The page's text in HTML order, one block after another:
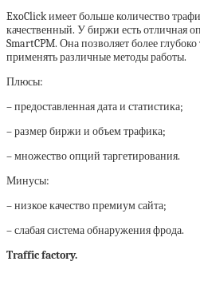
ExoClick имеет больше количество
качественный. У биржи есть отличная
SmartCPM. Она позволяет более
применять различные методы работы.
Плюсы:
– предоставленная дата и статистика;
– размер биржи и объем трафика;
– множество опций таргетирования.
Минусы:
– низкое качество премиум сайта;
– слабая система обнаружения фрода.
Traffic factory.